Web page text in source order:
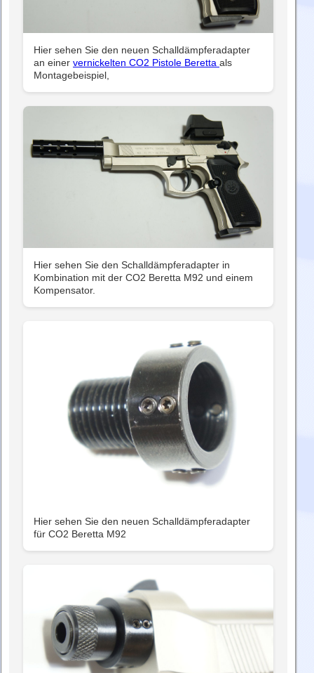
Hier sehen Sie den neuen Schalldämpferadapter
an einer vernickelten CO2 Pistole Beretta als
Montagebeispiel,
Hier sehen Sie den Schalldämpferadapter in
Kombination mit der CO2 Beretta M92 und einem
Kompensator.
Hier sehen Sie den neuen Schalldämpferadapter
für CO2 Beretta M92